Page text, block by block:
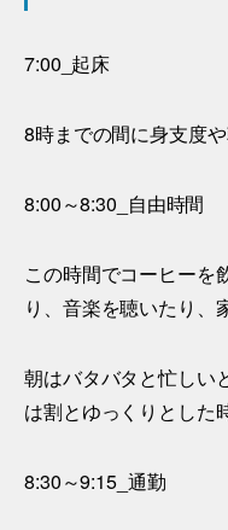
7:00_起床
8時までの間に身支度や
8:00～8:30_自由時間
この時間でコーヒーを
り、音楽を聴いたり、
朝はバタバタと忙しい
は割とゆっくりとした
8:30～9:15_通勤